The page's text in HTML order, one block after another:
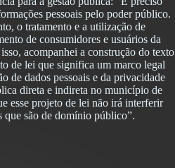
pessoais pelo poder público.
o tratamento e a utilização de
de consumidores e usuários da
acompanhei a construção do texto
de lei que significa um marco legal
de dados pessoais e da privacidade
direta e indireta no município de
esse projeto de lei não irá interferir
que são de domínio público”.